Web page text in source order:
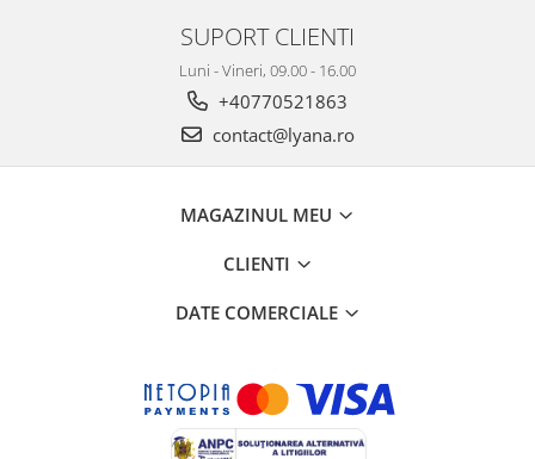
SUPORT CLIENTI
Luni - Vineri, 09.00 - 16.00
+40770521863
contact@lyana.ro
MAGAZINUL MEU
CLIENTI
DATE COMERCIALE